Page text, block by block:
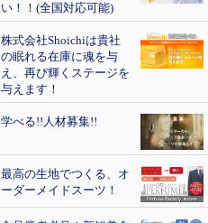
い！！(全国対応可能)
株式会社Shoichiは貴社
の眠れる在庫に魂を与
え、再び輝くステージを
与えます！
学べる!!人材募集!!
最高の生地でつくる、オ
ーダーメイドスーツ！